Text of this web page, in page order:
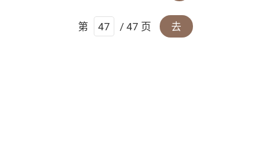
第 / 47 页 去